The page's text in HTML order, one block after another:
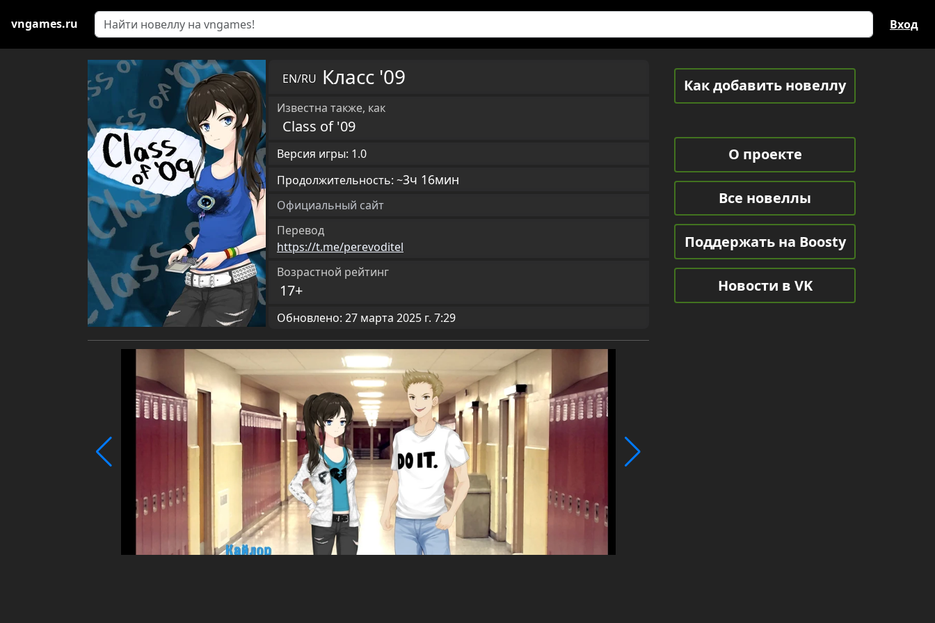
vngames.ru Вход
EN/RU Класс '09
Известна также, как
Class of '09
Версия игры: 1.0
Продолжительность: ~3ч 16мин
Официальный сайт
Перевод
https://t.me/perevoditel
Возрастной рейтинг
17+
Обновлено: 27 марта 2025 г. 7:29
Как добавить новеллу
О проекте
Все новеллы
Поддержать на Boosty
Новости в VK